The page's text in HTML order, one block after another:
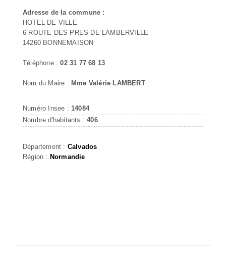
Adresse de la commune :
HOTEL DE VILLE
6 ROUTE DES PRES DE LAMBERVILLE
14260 BONNEMAISON
Téléphone :02 31 77 68 13
Nom du Maire : Mme Valérie LAMBERT
Numéro Insee : 14084
Nombre d'habitants :406
Département : Calvados
Région : Normandie